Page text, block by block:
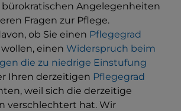
Angelegenheiten
Fragen zur Pflege.
ob Sie einen Pflegegrad
wollen, einen Widerspruch beim
die zu niedrige Einstufung
Ihren derzeitigen Pflegegrad
weil sich die derzeitige
verschlechtert hat. Wir